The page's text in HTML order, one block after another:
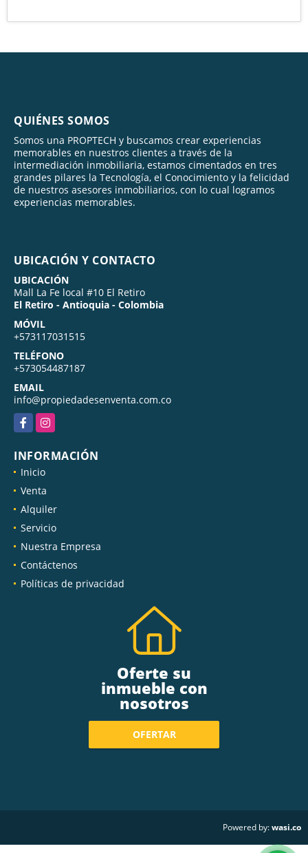
QUIÉNES SOMOS
Somos una PROPTECH y buscamos crear experiencias
memorables en nuestros clientes a través de la
intermediación inmobiliaria, estamos cimentados en tres
grandes pilares la Tecnología, el Conocimiento y la felicidad
de nuestros asesores inmobiliarios, con lo cual logramos
experiencias memorables.
UBICACIÓN Y CONTACTO
UBICACIÓN
Mall La Fe local #10 El Retiro
El Retiro - Antioquia - Colombia
MÓVIL
+573117031515
TELÉFONO
+573054487187
EMAIL
info@propiedadesenventa.com.co
FacebookInstagram
INFORMACIÓN
Inicio
Venta
Alquiler
Servicio
Nuestra Empresa
Contáctenos
Políticas de privacidad
Oferte su
inmueble con
nosotros
OFERTAR
Powered by:wasi.co